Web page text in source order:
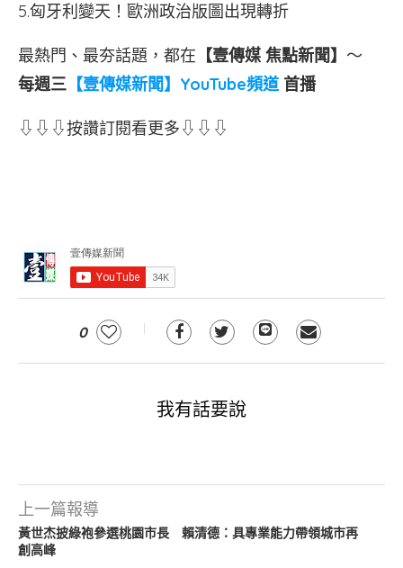
5.匈牙利變天！歐洲政治版圖出現轉折
最熱門、最夯話題，都在 【壹傳媒 焦點新聞】 ～
每週三 【壹傳媒新聞】YouTube頻道首播
⇩⇩⇩按讚訂閱看更多⇩⇩⇩
0
我有話要說
上一篇報導
黃世杰披綠袍參選桃園市長 賴清德：具專業能力帶領城市再
創高峰